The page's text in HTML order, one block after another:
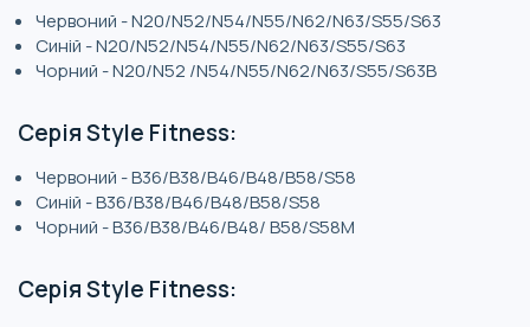
Червоний - N20/N52/N54/N55/N62/N63/S55/S63
Синій - N20/N52/N54/N55/N62/N63/S55/S63
Чорний - N20/N52 /N54/N55/N62/N63/S55/S63B
Серія Style Fitness:
Червоний - B36/B38/B46/B48/B58/S58
Синій - B36/B38/B46/B48/B58/S58
Чорний - B36/B38/B46/B48/ B58/S58M
Серія Style Fitness: